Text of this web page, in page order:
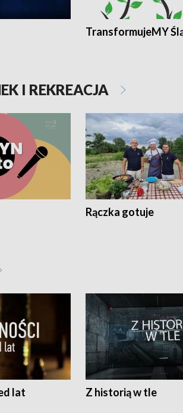
TransformujeMY
I REKREACJA
Rączka gotuje
lat Z historią w tle